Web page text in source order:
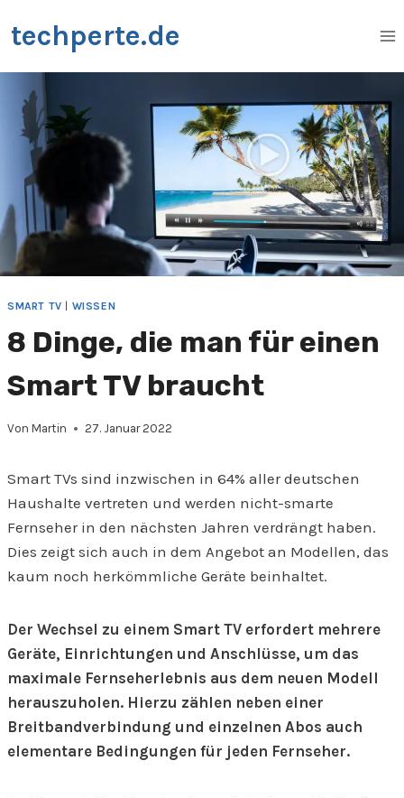
Inhalt
techperte.de
SMART TV | WISSEN
8 Dinge, die man für einen
Smart TV braucht
Von Martin 27. Januar 2022
Smart TVs sind inzwischen in 64% aller deutschen
Haushalte vertreten und werden nicht-smarte
Fernseher in den nächsten Jahren verdrängt haben.
Dies zeigt sich auch in dem Angebot an Modellen, das
kaum noch herkömmliche Geräte beinhaltet.
Der Wechsel zu einem Smart TV erfordert mehrere
Geräte, Einrichtungen und Anschlüsse, um das
maximale Fernseherlebnis aus dem neuen Modell
herauszuholen. Hierzu zählen neben einer
Breitbandverbindung und einzelnen Abos auch
elementare Bedingungen für jeden Fernseher.